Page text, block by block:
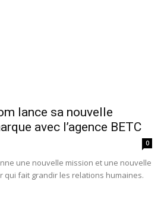
lance sa nouvelle
avec l’agence BETC
0
une nouvelle mission et une nouvelle
qui fait grandir les relations humaines.